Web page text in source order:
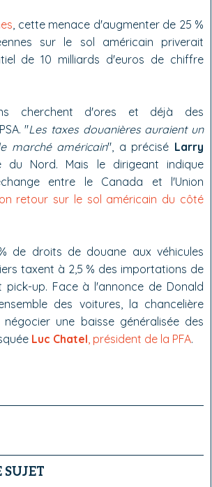
, cette menace d'augmenter de 25 %
sur le sol américain priverait
de 10 milliards d'euros de chiffre
cherchent d'ores et déjà des
"Les taxes douanières auraient un
marché américain", a précisé Larry
Nord. Mais le dirigeant indique
entre le Canada et l'Union
retour sur le sol américain du côté
de droits de douane aux véhicules
taxent à 2,5 % des importations de
up. Face à l'annonce de Donald
des voitures, la chancelière
une baisse généralisée des
Luc Chatel, président de la PFA.
SUJET